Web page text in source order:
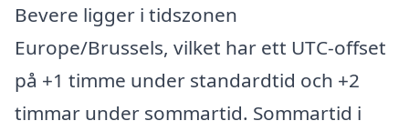
Bevere ligger i tidszonen
Europe/Brussels, vilket har ett UTC-offset
på +1 timme under standardtid och +2
timmar under sommartid. Sommartid i